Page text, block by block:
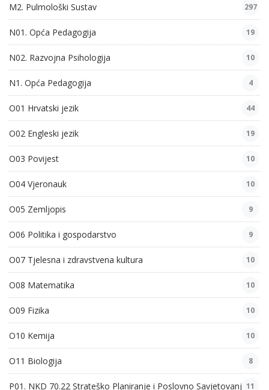
M2. Pulmološki Sustav 297
N01. Opća Pedagogija 19
N02. Razvojna Psihologija 10
N1. Opća Pedagogija 4
O01 Hrvatski jezik 44
O02 Engleski jezik 19
O03 Povijest 10
O04 Vjeronauk 10
O05 Zemljopis 9
O06 Politika i gospodarstvo 9
O07 Tjelesna i zdravstvena kultura 10
O08 Matematika 10
O09 Fizika 10
O10 Kemija 10
O11 Biologija 8
P01. NKD 70.22 Strateško Planiranje i Poslovno Savjetovanje11